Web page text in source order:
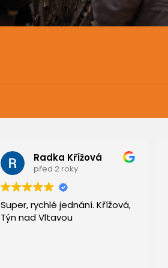
Radka Křížová
před 2 roky
Super, rychlé jednání. Křížová,
Týn nad Vltavou